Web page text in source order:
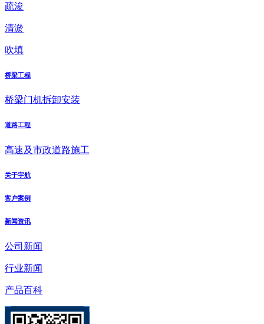
疏浚
清淤
吹填
桥梁工程
桥梁门机拆卸安装
道路工程
高速及市政道路施工
关于宇航
客户案例
新闻资讯
公司新闻
行业新闻
产品百科